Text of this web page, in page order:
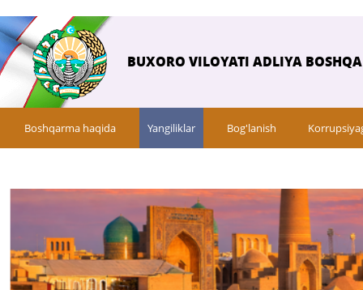
BUXORO VILOYATI ADLIYA
Boshqarma haqida Yangiliklar Bog'lanish